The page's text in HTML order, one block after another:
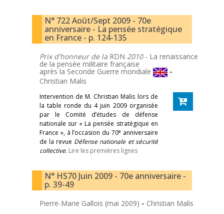
N° 722 Août/Sept 2009 - 70e
anniversaire - La pensée stratégique
en France - p. 124-135
Prix d'honneur de la RDN 2010- La renaissance
de la pensée militaire française
après la Seconde Guerre mondiale
-
Christian Malis
Intervention de M. Christian Malis lors de
la table ronde du 4 juin 2009 organisée
par le Comité d’études de défense
nationale sur « La pensée stratégique en
France », à l’occasion du 70eanniversaire
de la revue Défense nationale et sécurité
collective. Lire les premières lignes
N° HS70 Juin 2009 - 70e anniversaire -
p. 39-49
Pierre-Marie Gallois (mai 2009) - Christian Malis